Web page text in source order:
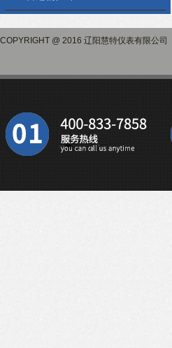
COPYRIGHT @ 2016 辽阳慧特仪表有限公司